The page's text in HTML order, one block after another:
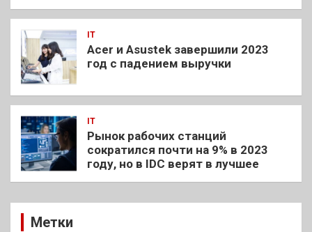
IT
Acer и Asustek завершили 2023
год с падением выручки
IT
Рынок рабочих станций
сократился почти на 9% в 2023
году, но в IDC верят в лучшее
Метки